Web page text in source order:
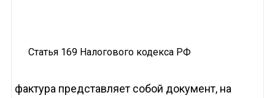
Статья 169 Налогового кодекса РФ
фактура представляет собой документ, на